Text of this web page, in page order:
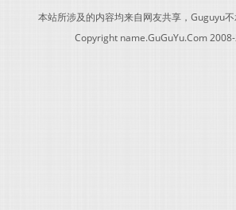
本站所涉及的内容均来自网友共享，Guguyu
Copyright name.GuGuYu.Com